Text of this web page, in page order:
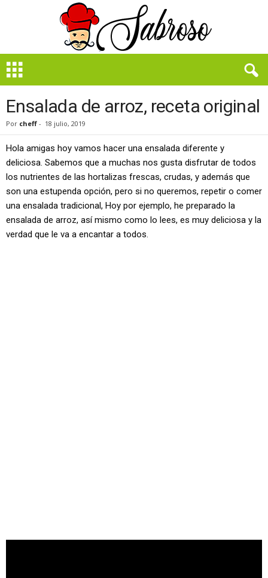
e
b
Ensalada de arroz, receta original
Por cheff - 18 julio, 2019
Hola amigas hoy vamos hacer una ensalada diferente y
deliciosa. Sabemos que a muchas nos gusta disfrutar de todos
los nutrientes de las hortalizas frescas, crudas, y además que
son una estupenda opción, pero si no queremos, repetir o comer
una ensalada tradicional, Hoy por ejemplo, he preparado la
ensalada de arroz, así mismo como lo lees, es muy deliciosa y la
verdad que le va a encantar a todos.